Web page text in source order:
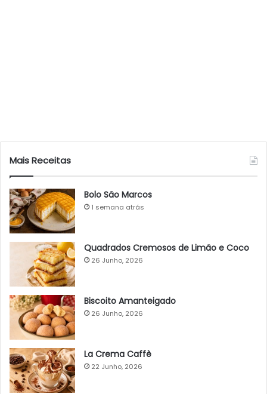
Mais Receitas
Bolo São Marcos
1 semana atrás
Quadrados Cremosos de Limão e Coco
26 Junho, 2026
Biscoito Amanteigado
26 Junho, 2026
La Crema Caffè
22 Junho, 2026